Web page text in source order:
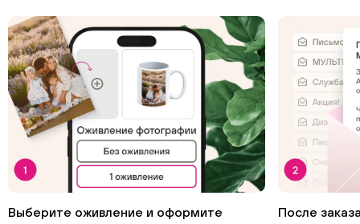
Выберите оживление и оформите
После